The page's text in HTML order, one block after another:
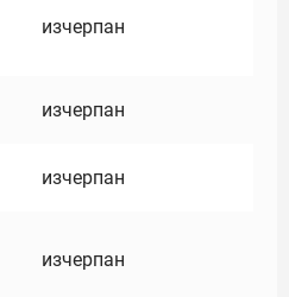
изчерпан
изчерпан
изчерпан
изчерпан